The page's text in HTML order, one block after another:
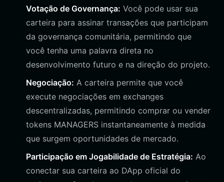
Votação de Governança: Você pode usar sua
carteira para assinar transações que participam
da governança comunitária, permitindo que
você tenha uma palavra direta no
desenvolvimento futuro e na direção do projeto.
Negociação: A carteira permite que você
execute negociações em exchanges
descentralizadas, permitindo comprar ou vender
tokens MANAGERS instantaneamente à medida
que surgem oportunidades de mercado.
Participação em Jogabilidade de Estratégia: Ao
conectar sua carteira ao DApp oficial do